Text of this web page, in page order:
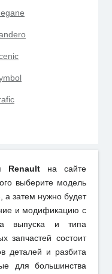
Renaultна сайте
выберите модель
а затем нужно будет
и модификацию с
выпуска и типа
запчастей состоит
деталей и разбита
для большинства